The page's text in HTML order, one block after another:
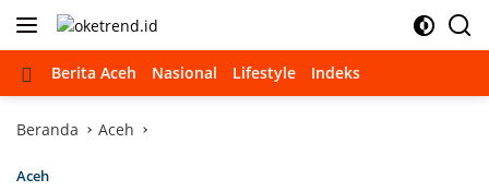
Langsung
Beranda
Berita Aceh Nasional Lifestyle Indeks
Beranda Aceh
Aceh